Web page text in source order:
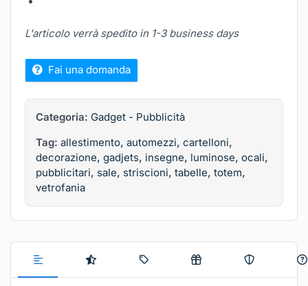
L'articolo verrà spedito in 1-3 business days
Fai una domanda
Categoria: Gadget - Pubblicità
Tag: allestimento, automezzi, cartelloni,
decorazione, gadjets, insegne, luminose, ocali,
pubblicitari, sale, striscioni, tabelle, totem,
vetrofania